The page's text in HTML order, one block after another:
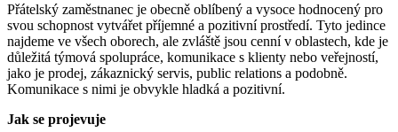
Přátelský zaměstnanec je obecně oblíbený a vysoce hodnocený pro
svou schopnost vytvářet příjemné a pozitivní prostředí. Tyto jedince
najdeme ve všech oborech, ale zvláště jsou cenní v oblastech, kde je
důležitá týmová spolupráce, komunikace s klienty nebo veřejností,
jako je prodej, zákaznický servis, public relations a podobně.
Komunikace s nimi je obvykle hladká a pozitivní.
Jak se projevuje